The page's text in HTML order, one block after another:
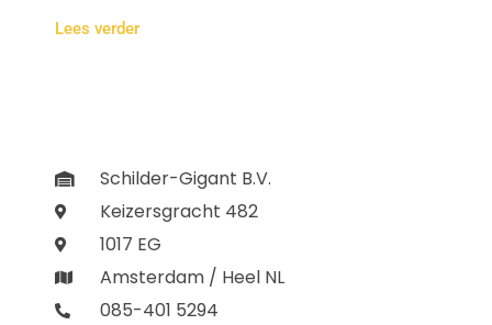
Lees verder
Schilder-Gigant B.V.
Keizersgracht 482
1017 EG
Amsterdam / Heel NL
085-401 5294